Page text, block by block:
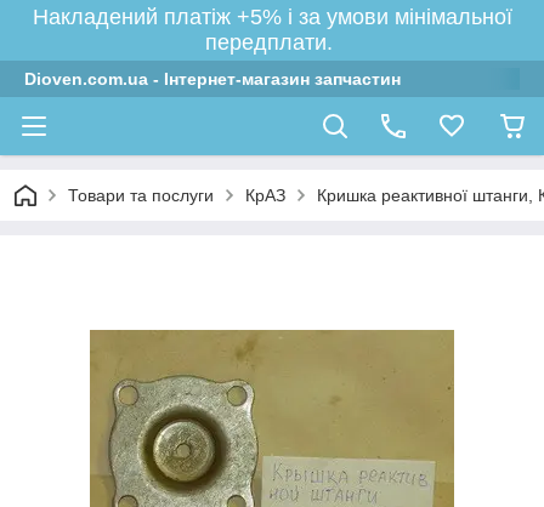
Накладений платіж +5% і за умови мінімальної
передплати.
Dioven.com.ua - Інтернет-магазин запчастин
Товари та послуги КрАЗ Кришка реактивної